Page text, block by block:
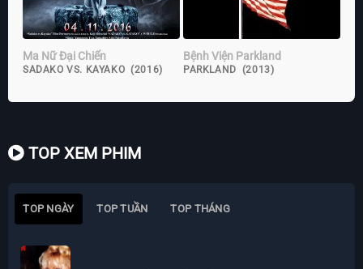
Ma Nữ Đại Chiến
SADAKO VS. KAYAKO (2016)
Bệnh Viện Parkland
PARKLAND (2013)
TOP XEM PHIM
TOP NGÀY TOP TUẦN TOP THÁNG